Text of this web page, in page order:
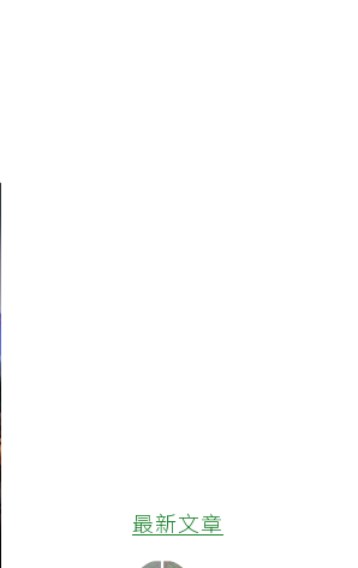
最新文章